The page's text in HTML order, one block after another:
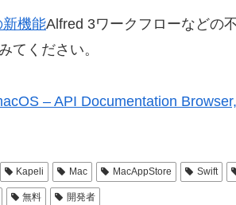
機能Alfred 3ワークフローなどの
てください。
– API Documentation
Kapeli Mac MacAppStore Swift
無料 開発者